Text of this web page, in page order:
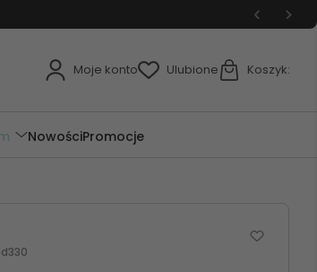
Moje konto Ulubione Koszyk:
NowościPromocje